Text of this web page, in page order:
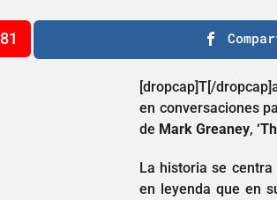
a
o
81
[dropcap]T[/
en conversaciones
de Mark Greaney,
La historia se centra
en leyenda que en